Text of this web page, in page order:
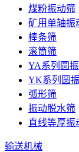
煤粉振动筛
矿用单轴振
棒条筛
滚筒筛
YA系列圆
YK系列圆
弧形筛
振动脱水筛
直线等厚振
输送机械